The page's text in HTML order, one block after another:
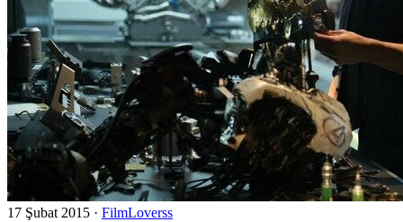
17 Şubat 2015 · FilmLoverss